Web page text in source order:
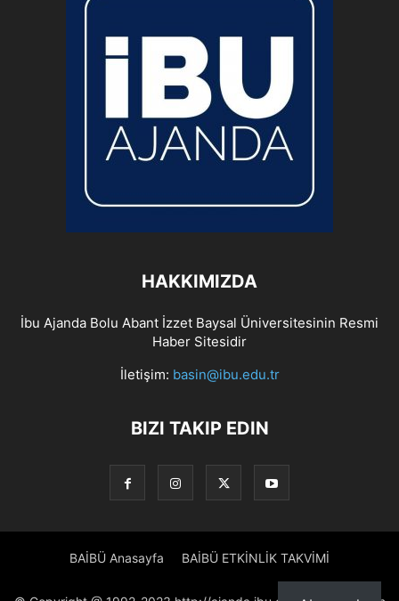
HAKKIMIZDA
İbu Ajanda Bolu Abant İzzet Baysal Üniversitesinin Resmi
Haber Sitesidir
İletişim: basin@ibu.edu.tr
BIZI TAKIP EDIN
BAİBÜ Anasayfa BAİBÜ ETKİNLİK TAKVİMİ